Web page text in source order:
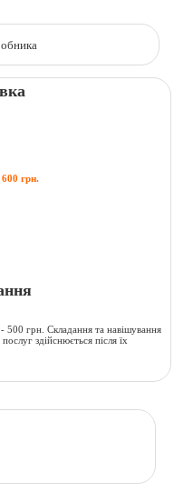
грн.
- 500 грн. Складання та навішування
здійснюється після їх